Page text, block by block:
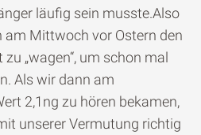
läufig sein musste.Also
am Mittwoch vor Ostern den
„wagen“, um schon mal
Als wir dann am
2,1ng zu hören bekamen,
unserer Vermutung richtig